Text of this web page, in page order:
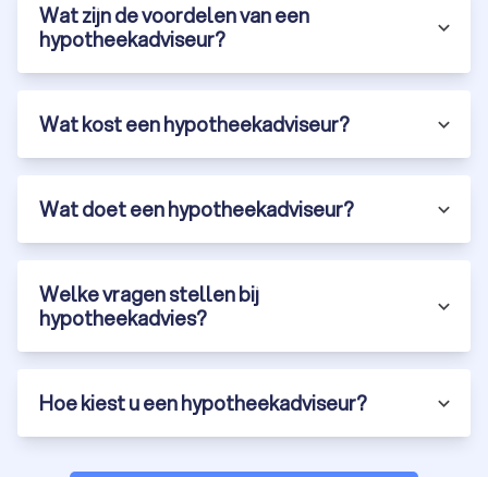
Wat zijn de voordelen van een
hypotheekadviseur?
Wat kost een hypotheekadviseur?
Wat doet een hypotheekadviseur?
Welke vragen stellen bij
hypotheekadvies?
Hoe kiest u een hypotheekadviseur?